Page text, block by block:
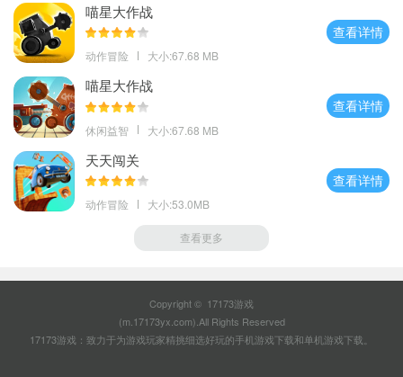
喵星大作战
动作冒险 大小:67.68 MB
查看详情
喵星大作战
休闲益智 大小:67.68 MB
查看详情
天天闯关
动作冒险 大小:53.0MB
查看详情
查看更多
Copyright © 17173游戏
(m.17173yx.com).All Rights Reserved
17173游戏：致力于为游戏玩家精挑细选好玩的手机游戏下载和单机游戏下载